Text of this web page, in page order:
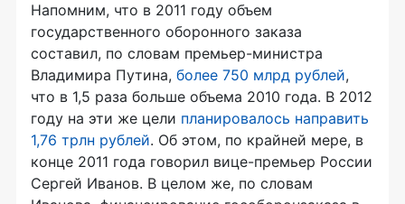
Напомним, что в 2011 году объем
государственного оборонного заказа
составил, по словам премьер-министра
Владимира Путина, более 750 млрд рублей,
что в 1,5 раза больше объема 2010 года. В 2012
году на эти же цели планировалось направить
1,76 трлн рублей. Об этом, по крайней мере, в
конце 2011 года говорил вице-премьер России
Сергей Иванов. В целом же, по словам